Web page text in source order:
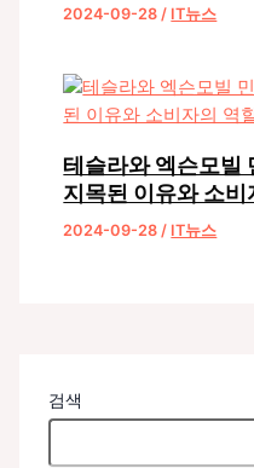
2024-09-28 / IT뉴스
테슬라와 엑슨모빌
지목된 이유와 소비
2024-09-28 / IT뉴스
검색